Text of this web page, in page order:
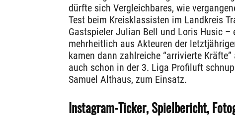
dürfte sich Vergleichbares, wie
Test beim Kreisklassisten im Landkreis
Gastspieler Julian Bell und Loris Husic –
mehrheitlich aus Akteuren der
kamen dann zahlreiche “arrivierte
auch schon in der 3. Liga Profiluft
Samuel Althaus, zum Einsatz.
Instagram-Ticker, Spielbericht,